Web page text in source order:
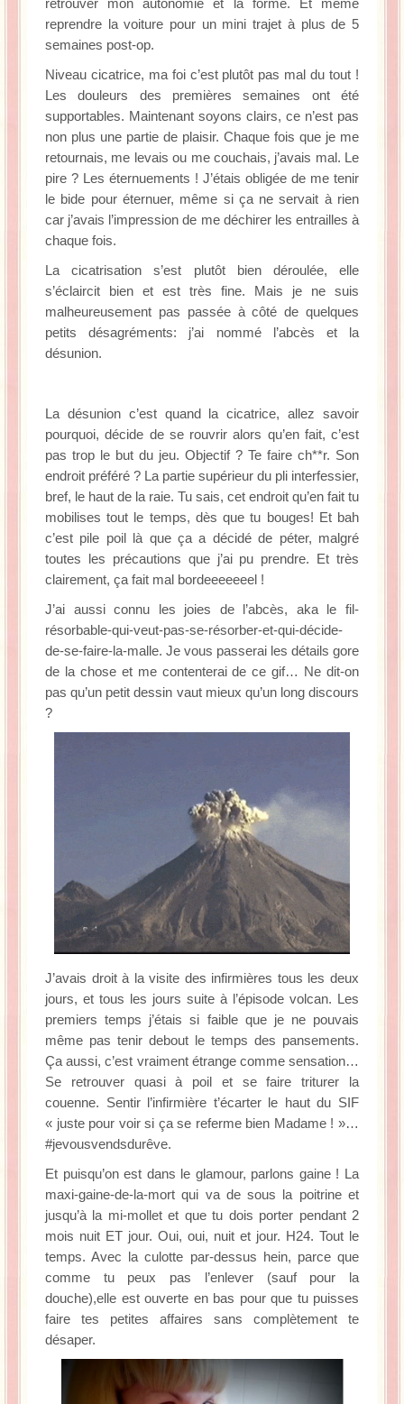
reprendre la voiture pour un mini trajet à plus de 5
semaines post-op.
Niveau cicatrice, ma foi c’est plutôt pas mal du tout !
Les douleurs des premières semaines ont été
supportables. Maintenant soyons clairs, ce n’est pas
non plus une partie de plaisir. Chaque fois que je me
retournais, me levais ou me couchais, j’avais mal. Le
pire ? Les éternuements ! J’étais obligée de me tenir
le bide pour éternuer, même si ça ne servait à rien
car j’avais l’impression de me déchirer les entrailles à
chaque fois.
La cicatrisation s’est plutôt bien déroulée, elle
s’éclaircit bien et est très fine. Mais je ne suis
malheureusement pas passée à côté de quelques
petits désagréments: j’ai nommé l’abcès et la
désunion.
La désunion c’est quand la cicatrice, allez savoir
pourquoi, décide de se rouvrir alors qu’en fait, c’est
pas trop le but du jeu. Objectif ? Te faire ch**r. Son
endroit préféré ? La partie supérieur du pli interfessier,
bref, le haut de la raie. Tu sais, cet endroit qu’en fait tu
mobilises tout le temps, dès que tu bouges! Et bah
c’est pile poil là que ça a décidé de péter, malgré
toutes les précautions que j’ai pu prendre. Et très
clairement, ça fait mal bordeeeeeeel !
J’ai aussi connu les joies de l’abcès, aka le fil-
résorbable-qui-veut-pas-se-résorber-et-qui-décide-
de-se-faire-la-malle. Je vous passerai les détails gore
de la chose et me contenterai de ce gif… Ne dit-on
pas qu’un petit dessin vaut mieux qu’un long discours
?
J’avais droit à la visite des infirmières tous les deux
jours, et tous les jours suite à l’épisode volcan. Les
premiers temps j’étais si faible que je ne pouvais
même pas tenir debout le temps des pansements.
Ça aussi, c’est vraiment étrange comme sensation…
Se retrouver quasi à poil et se faire triturer la
couenne. Sentir l’infirmière t’écarter le haut du SIF
« juste pour voir si ça se referme bien Madame ! »…
#jevousvendsdurêve.
Et puisqu’on est dans le glamour, parlons gaine ! La
maxi-gaine-de-la-mort qui va de sous la poitrine et
jusqu’à la mi-mollet et que tu dois porter pendant 2
mois nuit ET jour. Oui, oui, nuit et jour. H24. Tout le
temps. Avec la culotte par-dessus hein, parce que
comme tu peux pas l’enlever (sauf pour la
douche),elle est ouverte en bas pour que tu puisses
faire tes petites affaires sans complètement te
désaper.